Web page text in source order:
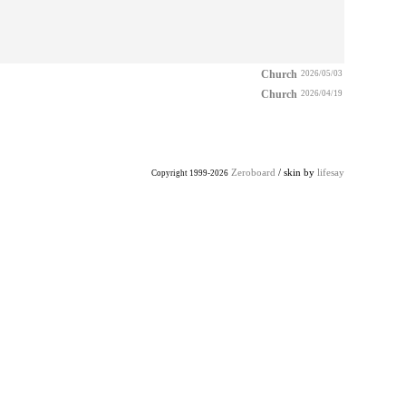
Church 2026/05/03
Church 2026/04/19
Copyright 1999-2026 Zeroboard / skin by lifesay